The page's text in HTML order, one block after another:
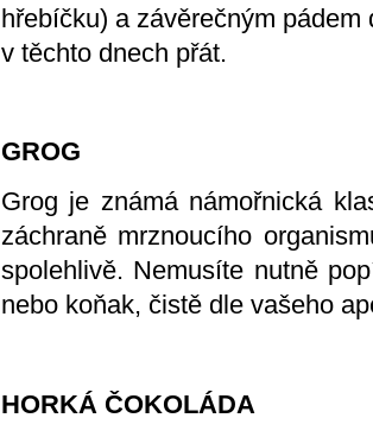
hřebíčku) a závěrečným
v těchto dnech přát.
GROG
Grog je známá námořnická
záchraně mrznoucího
spolehlivě. Nemusíte nutně
nebo koňak, čistě dle vašeho
HORKÁ ČOKOLÁDA